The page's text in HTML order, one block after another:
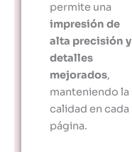
permite una
impresión de
alta precisión y
detalles
mejorados,
manteniendo la
calidad en cada
página.